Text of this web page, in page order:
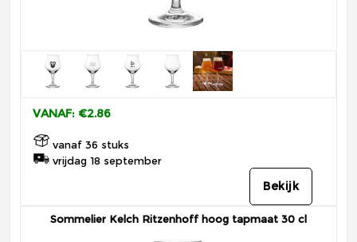
VANAF: €2.86
vanaf 36 stuks
vrijdag 18 september
Bekijk
Sommelier Kelch Ritzenhoff hoog tapmaat 30 cl